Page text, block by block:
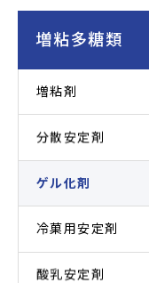
増粘多糖類
増粘剤
分散安定剤
ゲル化剤
冷菓用安定剤
酸乳安定剤